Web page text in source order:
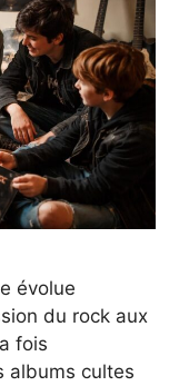
évolue
du rock aux
fois
albums cultes